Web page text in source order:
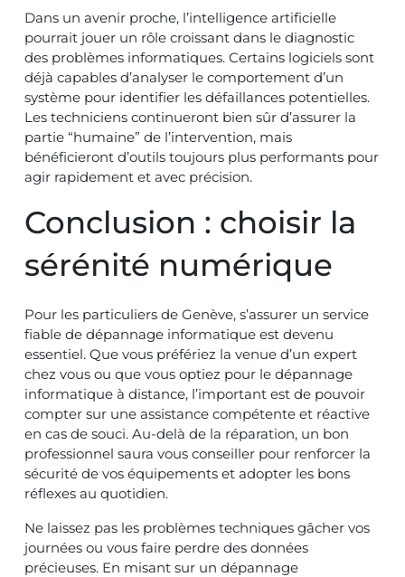
Dans un avenir proche, l’intelligence artificielle
pourrait jouer un rôle croissant dans le diagnostic
des problèmes informatiques. Certains logiciels sont
déjà capables d’analyser le comportement d’un
système pour identifier les défaillances potentielles.
Les techniciens continueront bien sûr d’assurer la
partie “humaine” de l’intervention, mais
bénéficieront d’outils toujours plus performants pour
agir rapidement et avec précision.
Conclusion : choisir la
sérénité numérique
Pour les particuliers de Genève, s’assurer un service
fiable de dépannage informatique est devenu
essentiel. Que vous préfériez la venue d’un expert
chez vous ou que vous optiez pour le dépannage
informatique à distance, l’important est de pouvoir
compter sur une assistance compétente et réactive
en cas de souci. Au-delà de la réparation, un bon
professionnel saura vous conseiller pour renforcer la
sécurité de vos équipements et adopter les bons
réflexes au quotidien.
Ne laissez pas les problèmes techniques gâcher vos
journées ou vous faire perdre des données
précieuses. En misant sur un dépannage